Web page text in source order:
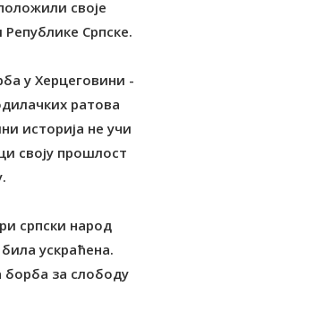
своје
Српске.
у Херцеговини -
ратова
историја не учи
своју прошлост
српски народ
ускраћена.
борба за слободу